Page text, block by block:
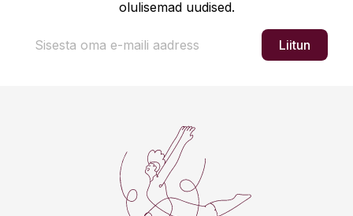
olulisemad uudised.
Liitun